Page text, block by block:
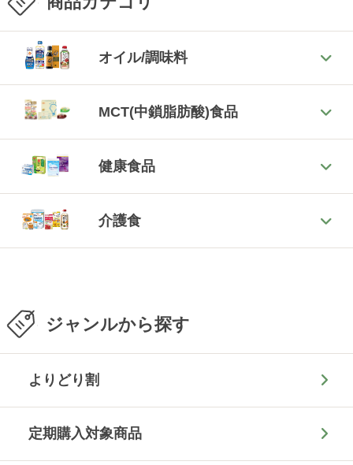
オイル/調味料
MCT(中鎖脂肪酸)食品
健康食品
介護食
ジャンルから探す
よりどり割
定期購入対象商品